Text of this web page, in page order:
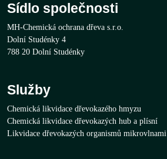
Sídlo společnosti
MH-Chemická ochrana dřeva s.r.o.
Dolní Studénky 4
788 20 Dolní Studénky
Služby
Chemická likvidace dřevokazého hmyzu
Chemická likvidace dřevokazých hub a plísní
Likvidace dřevokazých organismů mikrovlnami